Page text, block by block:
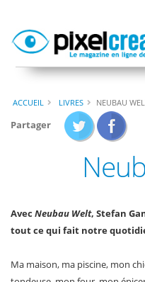
ACCUEIL LIVRES NEUBAU
Partager
Avec Neubau Welt, Stefan
tout ce qui fait notre
Ma maison, ma piscine, mon